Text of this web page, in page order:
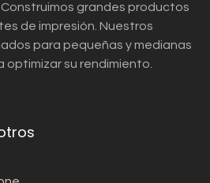
grandes productos
de impresión. Nuestros
para pequeñas y medianas
optimizar su rendimiento.